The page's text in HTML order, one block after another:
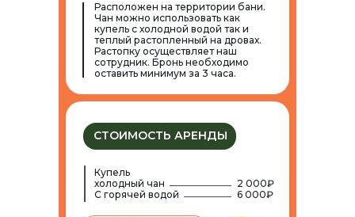
Расположен на территории бани.
Чан можно использовать как
купель с холодной водой так и
теплый растопленный на дровах.
Растопку осуществляет наш
сотрудник. Бронь необходимо
оставить минимум за 3 часа.
Купель
холодный чан
С горячей водой
2 000₽
6 000₽
СТОИМОСТЬ АРЕНДЫ